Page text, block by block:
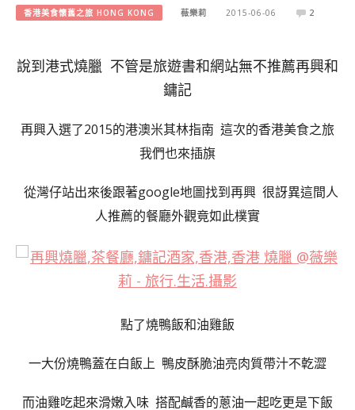
香港美食懷舊之旅 HONG KONG 薇樂莉 2015-06-06 2
說到港式燒臘 不管是旅遊書和網站無不推薦再興和
鏞記
再興入選了2015的港澳米其林指南 這次的香港美食之旅
我們也來插旗
從灣仔站出來後跟著google地圖找到再興 很訝異這間人
人推薦的餐廳外觀竟如此樸實
點了燒鴨飯和油雞飯
一大份燒鴨蓋在白飯上 鴨皮酥脆油亮肉質帶汁不亁澀
而油雞吃起來滑嫩入味 搭配鹹香的蔥油一起吃更是下飯